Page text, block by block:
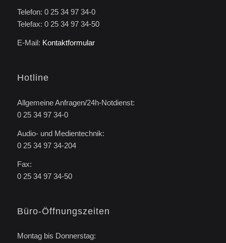
Telefon: 0 25 34 97 34-0
Telefax: 0 25 34 97 34-50
E-Mail: Kontaktformular
Hotline
Allgemeine Anfragen/24h-Notdienst:
0 25 34 97 34-0
Audio- und Medientechnik:
0 25 34 97 34-204
Fax:
0 25 34 97 34-50
Büro-Öffnungszeiten
Montag bis Donnerstag: